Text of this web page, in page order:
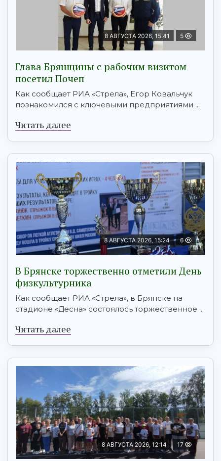
8 АВГУСТА 2026, 15:41 5
Глава Брянщины с рабочим визитом
посетил Почеп
Как сообщает РИА «Стрела», Егор Ковальчук
познакомился с ключевыми предприятиями ...
Читать далее
8 АВГУСТА 2026, 15:24 6
В Брянске торжественно отметили День
физкультурника
Как сообщает РИА «Стрела», в Брянске на
стадионе «Десна» состоялось торжественное ...
Читать далее
8 АВГУСТА 2026, 12:14 17